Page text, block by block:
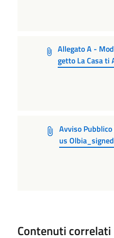
Allegato A -
getto La Casa ti
Avviso
us Olbia_signed
Contenuti correlati